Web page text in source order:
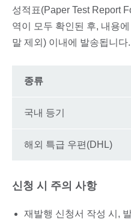
성적표(Paper Test Report
역이 모두 확인된 후, 내용
말 제외) 이내에 발송됩니다.
종류
국내 등기
해외 특급 우편(DHL)
신청 시 주의 사항
재발행 신청서 작성 시,